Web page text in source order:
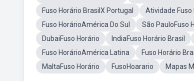
Fuso Horário BrasilX Portugal
Atividade Fuso
Fuso HorárioAmérica Do Sul
São PauloFuso
DubaiFuso Horário
IndiaFuso Horário Brasil
Fuso HorárioAmérica Latina
Fuso Horário
MaltaFuso Horário
FusoHoarario Mapas